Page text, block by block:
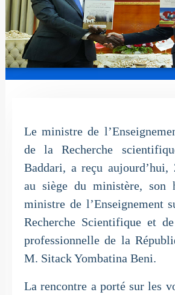
Le ministre de
de la Recherche
Baddari, a reçu
au siège du ministère, son
ministre de l’Enseignement
Recherche Scientifique et
professionnelle de la
M. Sitack Yombatina Beni.
La rencontre a porté sur les